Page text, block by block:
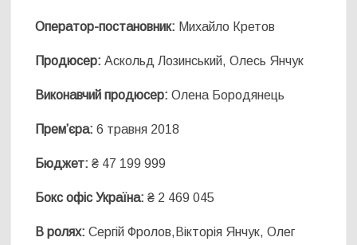
Оператор-постановник: Михайло Кретов
Продюсер: Аскольд Лозинський, Олесь Янчук
Виконавчий продюсер: Олена Бородянець
Прем’єра: 6 травня 2018
Бюджет: ₴ 47 199 999
Бокс офіс Україна: ₴ 2 469 045
В ролях: Сергій Фролов,Вікторія Янчук, Олег